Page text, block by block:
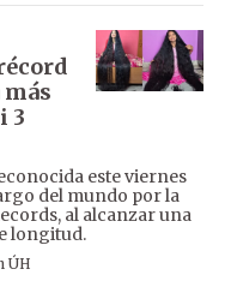
3
este viernes
del mundo por la
al alcanzar una
longitud.
ÚH